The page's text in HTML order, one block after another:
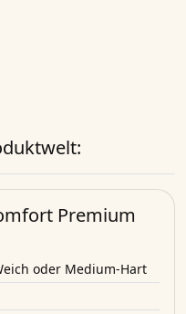
Premium
oder Medium-Hart